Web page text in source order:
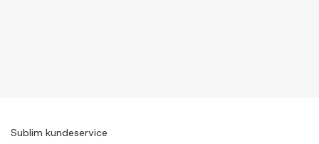
Sublim kundeservice